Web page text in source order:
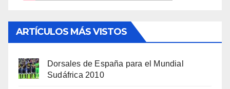
ARTÍCULOS MÁS VISTOS
Dorsales de España para el Mundial
Sudáfrica 2010